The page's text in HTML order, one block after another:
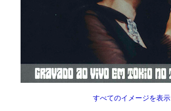
すべてのイメージを表示